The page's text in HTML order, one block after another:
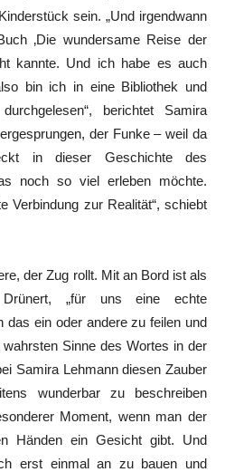
sein. „Und irgendwann
‚Die wundersame Reise der
kannte. Und ich habe es auch
bin ich in eine Bibliothek und
berichtet Samira
der Funke – weil da
in dieser Geschichte des
noch so viel erleben möchte.
Verbindung zur Realität“, schiebt
der Zug rollt. Mit an Bord ist als
„für uns eine echte
das ein oder andere zu feilen und
Sinne des Wortes in der
Samira Lehmann diesen Zauber
wunderbar zu beschreiben
Moment, wenn man der
Händen ein Gesicht gibt. Und
erst einmal an zu bauen und